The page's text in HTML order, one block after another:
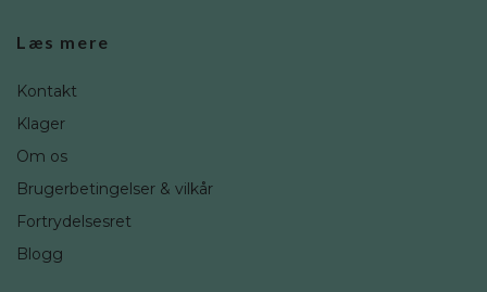
Læs mere
Kontakt
Klager
Om os
Brugerbetingelser & vilkår
Fortrydelsesret
Blogg